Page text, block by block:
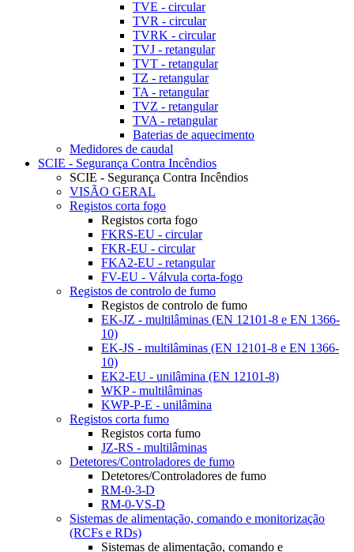
TVE - circular
TVR - circular
TVRK - circular
TVJ - retangular
TVT - retangular
TZ - retangular
TA - retangular
TVZ - retangular
TVA - retangular
Baterias de aquecimento
Medidores de caudal
SCIE - Segurança Contra Incêndios
SCIE - Segurança Contra Incêndios
VISÃO GERAL
Registos corta fogo
Registos corta fogo
FKRS-EU - circular
FKR-EU - circular
FKA2-EU - retangular
FV-EU - Válvula corta-fogo
Registos de controlo de fumo
Registos de controlo de fumo
EK-JZ - multilâminas (EN 12101-8 e EN 1366-
10)
EK-JS - multilâminas (EN 12101-8 e EN 1366-
10)
EK2-EU - unilâmina (EN 12101-8)
WKP - multilâminas
KWP-P-E - unilâmina
Registos corta fumo
Registos corta fumo
JZ-RS - multilâminas
Detetores/Controladores de fumo
Detetores/Controladores de fumo
RM-0-3-D
RM-0-VS-D
Sistemas de alimentação, comando e monitorização
(RCFs e RDs)
Sistemas de alimentação, comando e